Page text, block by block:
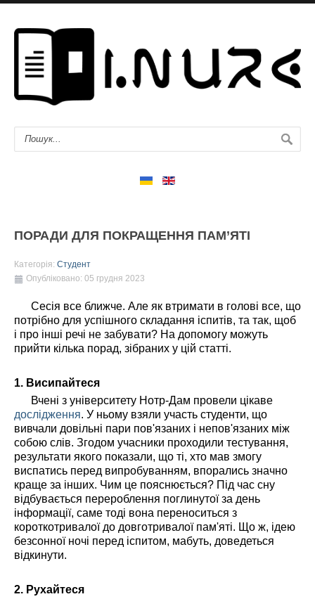
ПОРАДИ ДЛЯ ПОКРАЩЕННЯ ПАМ’ЯТІ
Категорія: Студент
Опубліковано: 05 грудня 2023
Сесія все ближче. Але як втримати в голові все, що
потрібно для успішного складання іспитів, та так, щоб
і про інші речі не забувати? На допомогу можуть
прийти кілька порад, зібраних у цій статті.
1. Висипайтеся
Вчені з університету Нотр-Дам провели цікаве
дослідження. У ньому взяли участь студенти, що
вивчали довільні пари пов'язаних і непов'язаних між
собою слів. Згодом учасники проходили тестування,
результати якого показали, що ті, хто мав змогу
виспатись перед випробуванням, впорались значно
краще за інших. Чим це пояснюється? Під час сну
відбувається перероблення поглинутої за день
інформації, саме тоді вона переноситься з
короткотривалої до довготривалої пам'яті. Що ж, ідею
безсонної ночі перед іспитом, мабуть, доведеться
відкинути.
2. Рухайтеся